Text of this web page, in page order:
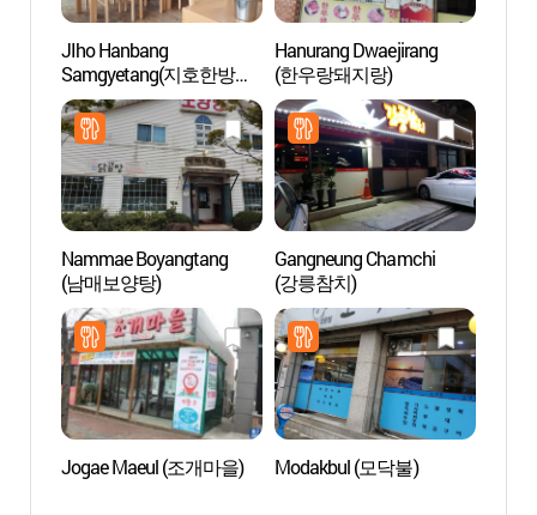
JIho Hanbang
Samgyetang(지호한방삼
계탕)
Hanurang Dwaejirang
(한우랑돼지랑)
Nammae Boyangtang
(남매보양탕)
Gangneung Chamchi
(강릉참치)
Jogae Maeul (조개마을) Modakbul (모닥불)